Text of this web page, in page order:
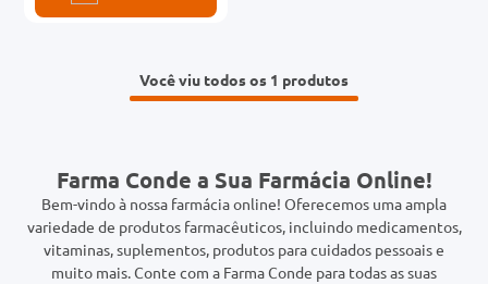
Você viu todos os 1
Farma Conde a Sua Farmácia Online!
Bem-vindo à nossa farmácia online! Oferecemos uma ampla
variedade de produtos farmacêuticos, incluindo medicamentos,
vitaminas, suplementos, produtos para cuidados pessoais e
muito mais. Conte com a Farma Conde para todas as suas